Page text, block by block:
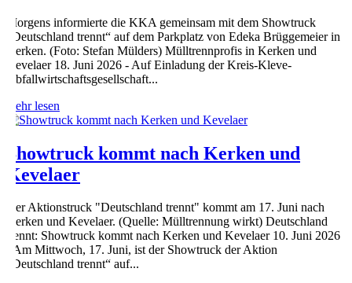
Morgens informierte die KKA gemeinsam mit dem Showtruck
„Deutschland trennt“ auf dem Parkplatz von Edeka Brüggemeier in
Kerken. (Foto: Stefan Mülders) Mülltrennprofis in Kerken und
Kevelaer 18. Juni 2026 - Auf Einladung der Kreis-Kleve-
Abfallwirtschaftsgesellschaft...
mehr lesen
Showtruck kommt nach Kerken und
Kevelaer
Der Aktionstruck "Deutschland trennt" kommt am 17. Juni nach
Kerken und Kevelaer. (Quelle: Mülltrennung wirkt) Deutschland
trennt: Showtruck kommt nach Kerken und Kevelaer 10. Juni 2026
- Am Mittwoch, 17. Juni, ist der Showtruck der Aktion
„Deutschland trennt“ auf...